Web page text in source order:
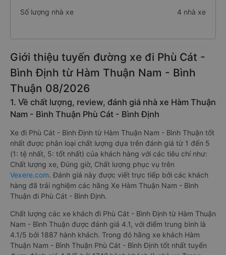
Số lượng nhà xe 4 nhà xe
Giới thiệu tuyến đường xe đi Phù Cát -
Bình Định từ Hàm Thuận Nam - Bình
Thuận 08/2026
1. Về chất lượng, review, đánh giá nhà xe Hàm Thuận
Nam - Bình Thuận Phù Cát - Bình Định
Xe đi Phù Cát - Bình Định từ Hàm Thuận Nam - Bình Thuận tốt
nhất được phân loại chất lượng dựa trên đánh giá từ 1 đến 5
(1: tệ nhất, 5: tốt nhất) của khách hàng với các tiêu chí như:
Chất lượng xe, Đúng giờ, Chất lượng phục vụ trên
Vexere.com. Đánh giá này được viết trực tiếp bởi các khách
hàng đã trải nghiệm các hãng Xe Hàm Thuận Nam - Bình
Thuận đi Phù Cát - Bình Định.
Chất lượng các xe khách đi Phù Cát - Bình Định từ Hàm Thuận
Nam - Bình Thuận được đánh giá 4.1, với điểm trung bình là
4.1/5 bởi 1887 hành khách. Trong đó hãng xe khách Hàm
Thuận Nam - Bình Thuận Phù Cát - Bình Định tốt nhất tuyến